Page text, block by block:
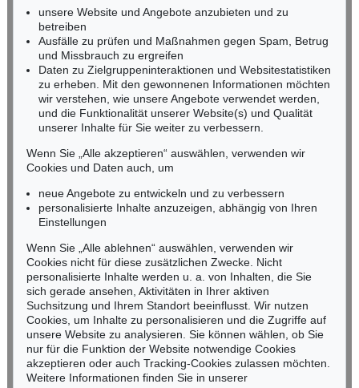
Auktion 298 - Lot 301
Expressive Landschaft, 1947
Ergebnis:€ 239.850
Miriam Heß
Tel.: +49 (0)62 21 58 80-038
Fax: +49 (0)62 21 58 80-595
infoheidelberg@kettererkunst.de
NORDDEUTSCHLAND
Nico Kassel, M.A.
Tel.: +49 (0)89 55244-164
Mobil: +49 (0)171 8618661
n.kassel@kettererkunst.de
Keine Auktion mehr verpassen!
Wir informieren Sie rechtzeitig.
Jetzt zum Newsletter anmelden >
unsere Website und Angebote anzubieten und zu
betreiben
Ausfälle zu prüfen und Maßnahmen gegen Spam, Betrug
und Missbrauch zu ergreifen
Daten zu Zielgruppeninteraktionen und Websitestatistiken
zu erheben. Mit den gewonnenen Informationen möchten
wir verstehen, wie unsere Angebote verwendet werden,
und die Funktionalität unserer Website(s) und Qualität
unserer Inhalte für Sie weiter zu verbessern.
Wenn Sie „Alle akzeptieren“ auswählen, verwenden wir
Cookies und Daten auch, um
neue Angebote zu entwickeln und zu verbessern
personalisierte Inhalte anzuzeigen, abhängig von Ihren
Einstellungen
Wenn Sie „Alle ablehnen“ auswählen, verwenden wir
Cookies nicht für diese zusätzlichen Zwecke. Nicht
personalisierte Inhalte werden u. a. von Inhalten, die Sie
sich gerade ansehen, Aktivitäten in Ihrer aktiven
Suchsitzung und Ihrem Standort beeinflusst. Wir nutzen
Cookies, um Inhalte zu personalisieren und die Zugriffe auf
unsere Website zu analysieren. Sie können wählen, ob Sie
nur für die Funktion der Website notwendige Cookies
akzeptieren oder auch Tracking-Cookies zulassen möchten.
Weitere Informationen finden Sie in unserer